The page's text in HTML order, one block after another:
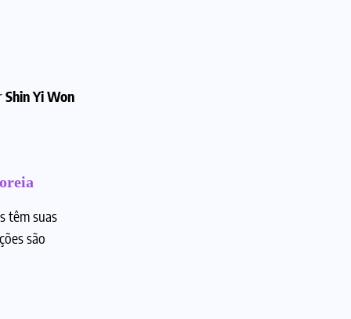
Shin Yi Won
têm suas
são